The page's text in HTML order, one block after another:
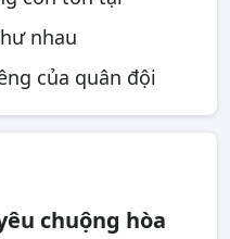
nhau
của quân đội
chuộng hòa